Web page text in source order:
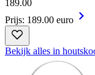
189.00
Prijs: 189.00 euro
Bekijk alles in